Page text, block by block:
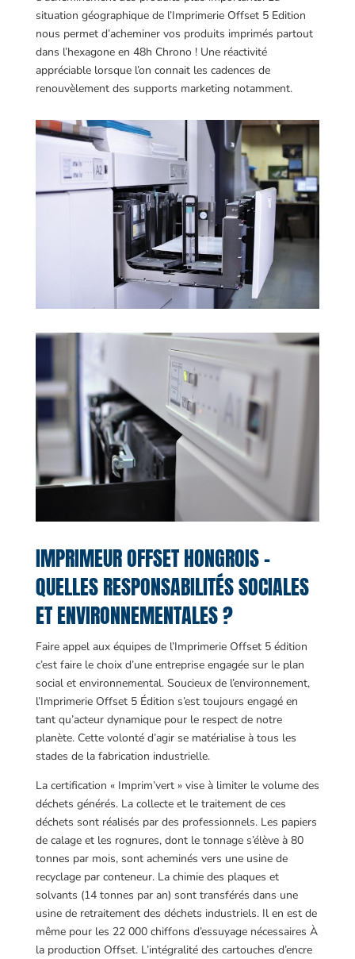
situation géographique de l’Imprimerie Offset 5 Edition
nous permet d’acheminer vos produits imprimés partout
dans l’hexagone en 48h Chrono ! Une réactivité
appréciable lorsque l’on connait les cadences de
renouvèlement des supports marketing notamment.
IMPRIMEUR OFFSET HONGROIS –
QUELLES RESPONSABILITÉS SOCIALES
ET ENVIRONNEMENTALES ?
Faire appel aux équipes de l’Imprimerie Offset 5 édition
c’est faire le choix d’une entreprise engagée sur le plan
social et environnemental. Soucieux de l’environnement,
l’Imprimerie Offset 5 Édition s’est toujours engagé en
tant qu’acteur dynamique pour le respect de notre
planète. Cette volonté d’agir se matérialise à tous les
stades de la fabrication industrielle.
La certification « Imprim’vert » vise à limiter le volume des
déchets générés. La collecte et le traitement de ces
déchets sont réalisés par des professionnels. Les papiers
de calage et les rognures, dont le tonnage s’élève à 80
tonnes par mois, sont acheminés vers une usine de
recyclage par conteneur. La chimie des plaques et
solvants (14 tonnes par an) sont transférés dans une
usine de retraitement des déchets industriels. Il en est de
même pour les 22 000 chiffons d’essuyage nécessaires À
la production Offset. L’intégralité des cartouches d’encre